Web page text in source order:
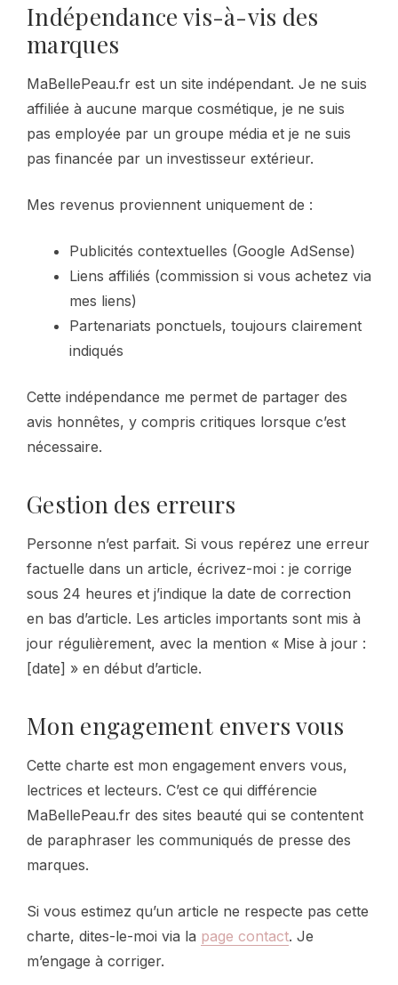
Indépendance vis-à-vis des
marques
MaBellePeau.fr est un site indépendant. Je ne suis
affiliée à aucune marque cosmétique, je ne suis
pas employée par un groupe média et je ne suis
pas financée par un investisseur extérieur.
Mes revenus proviennent uniquement de :
Publicités contextuelles (Google AdSense)
Liens affiliés (commission si vous achetez via
mes liens)
Partenariats ponctuels, toujours clairement
indiqués
Cette indépendance me permet de partager des
avis honnêtes, y compris critiques lorsque c’est
nécessaire.
Gestion des erreurs
Personne n’est parfait. Si vous repérez une erreur
factuelle dans un article, écrivez-moi : je corrige
sous 24 heures et j’indique la date de correction
en bas d’article. Les articles importants sont mis à
jour régulièrement, avec la mention « Mise à jour :
[date] » en début d’article.
Mon engagement envers vous
Cette charte est mon engagement envers vous,
lectrices et lecteurs. C’est ce qui différencie
MaBellePeau.fr des sites beauté qui se contentent
de paraphraser les communiqués de presse des
marques.
Si vous estimez qu’un article ne respecte pas cette
charte, dites-le-moi via la page contact. Je
m’engage à corriger.